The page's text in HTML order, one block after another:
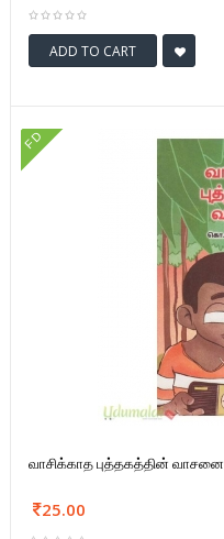
ADD TO CART
FD
வாசிக்காத புத்தகத்தின் வாசனை
25.00